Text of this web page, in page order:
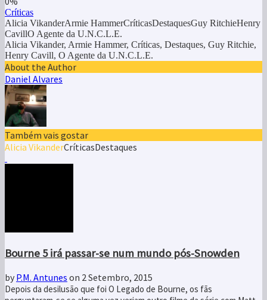
Críticas
Alicia VikanderArmie HammerCríticasDestaquesGuy RitchieHenry
CavillO Agente da U.N.C.L.E.
Alicia Vikander, Armie Hammer, Críticas, Destaques, Guy Ritchie,
Henry Cavill, O Agente da U.N.C.L.E.
About the Author
Daniel Alvares
Também vais gostar
Alicia VikanderCríticasDestaques
Bourne 5 irá passar-se num mundo pós-Snowden
by P.M. Antunes on 2 Setembro, 2015
Depois da desilusão que foi O Legado de Bourne, os fãs